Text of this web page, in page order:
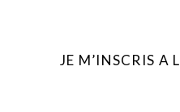
JE M’INSCRIS A